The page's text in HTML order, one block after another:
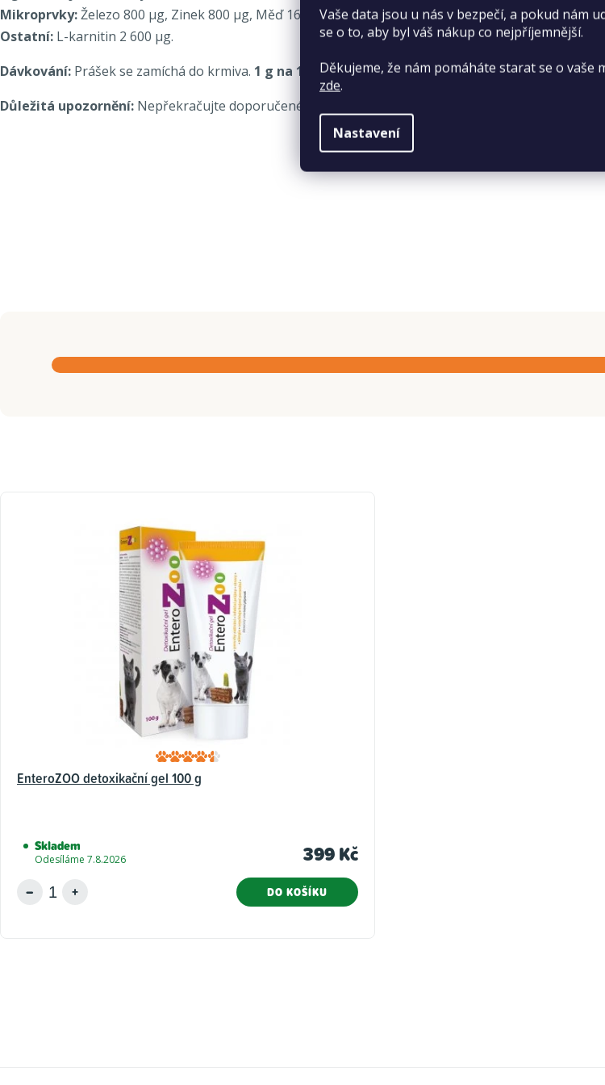
Vaše data jsou u nás v bezpečí, a pokud nám
se o to, aby byl váš nákup co nejpříjemnější.
Děkujeme, že nám pomáháte starat se o vaše
zde.
Nastavení
Mikroprvky:Železo 800 µg, Zinek 800 µg, Měď 160 µg, Mangan 600 µg, Jód 8 µg, Selen 1,8 µg,
Ostatní: L-karnitin 2 600 µg.
Dávkování: Prášek se zamíchá do krmiva. 1 g na 1 kg váhy zvířete.
Důležitá upozornění: Nepřekračujte doporučené dávkování. Použití je vhodné konzultovat s
EnteroZOO detoxikační gel 100 g
Skladem
Odesíláme 7.8.2026 399 Kč
DO KOŠÍKU